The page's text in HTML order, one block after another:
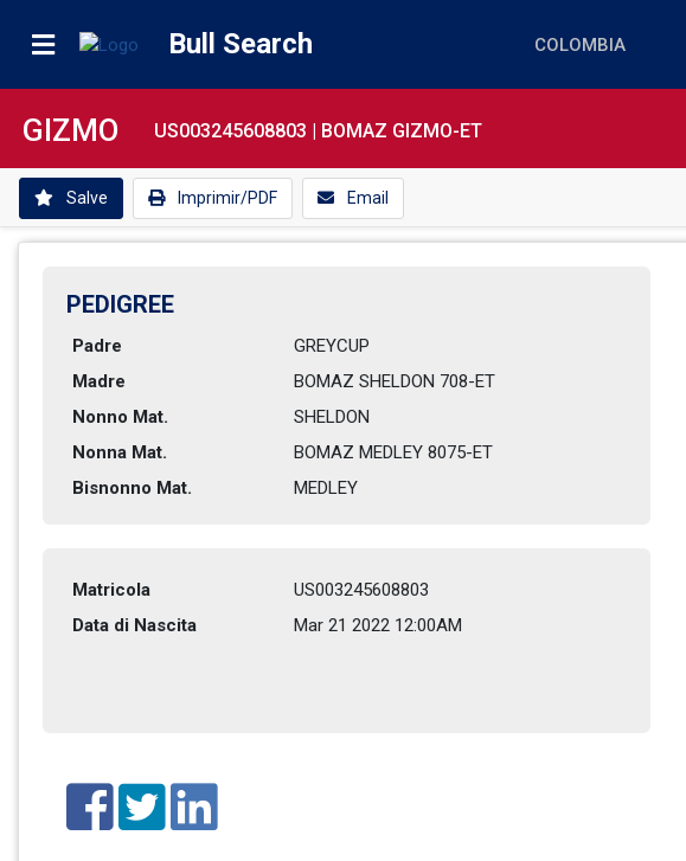
Bull Search
GIZMO US003245608803 | BOMAZ GIZMO-ET
Salve Imprimir/PDF Email
PEDIGREE
Padre
GREYCUP
Madre
BOMAZ SHELDON 708-ET
Nonno Mat.
SHELDON
Nonna Mat.
BOMAZ MEDLEY 8075-ET
Bisnonno Mat.
MEDLEY
Matricola
US003245608803
Data di Nascita
Mar 21 2022 12:00AM